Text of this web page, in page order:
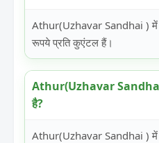
Athur(Uzhavar Sandhai ) में
रूपये प्रति कुएंटल हैं।
Athur(Uzhavar Sandhai )
है?
Athur(Uzhavar Sandhai ) में